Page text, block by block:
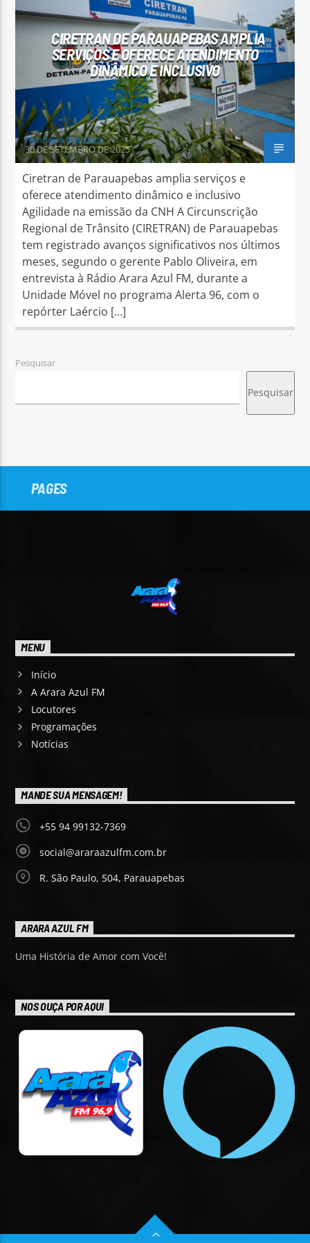
Arara Azul FM
CIRETRAN DE PARAUAPEBAS AMPLIA
SERVIÇOS E OFERECE ATENDIMENTO
DINÂMICO E INCLUSIVO
Henrique Gonzaga
30 DE SETEMBRO DE 2025
Ciretran de Parauapebas amplia serviços e
oferece atendimento dinâmico e inclusivo
Agilidade na emissão da CNH A Circunscrição
Regional de Trânsito (CIRETRAN) de Parauapebas
tem registrado avanços significativos nos últimos
meses, segundo o gerente Pablo Oliveira, em
entrevista à Rádio Arara Azul FM, durante a
Unidade Móvel no programa Alerta 96, com o
repórter Laércio […]
Pesquisar
Pesquisar
PAGES
MENU
Início
A Arara Azul FM
Locutores
Programações
Notícias
MANDE SUA MENSAGEM!
+55 94 99132-7369
social@araraazulfm.com.br
R. São Paulo, 504, Parauapebas
ARARA AZUL FM
Uma História de Amor com Você!
NOS OUÇA POR AQUI